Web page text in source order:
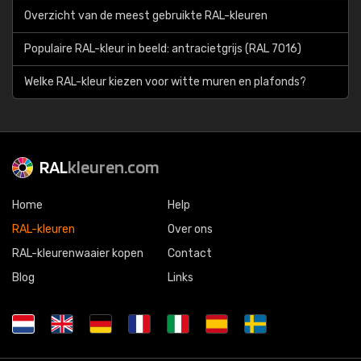
Overzicht van de meest gebruikte RAL-kleuren
Populaire RAL-kleur in beeld: antracietgrijs (RAL 7016)
Welke RAL-kleur kiezen voor witte muren en plafonds?
RALkleuren.com
Home
RAL-kleuren
RAL-kleurenwaaier kopen
Blog
Help
Over ons
Contact
Links